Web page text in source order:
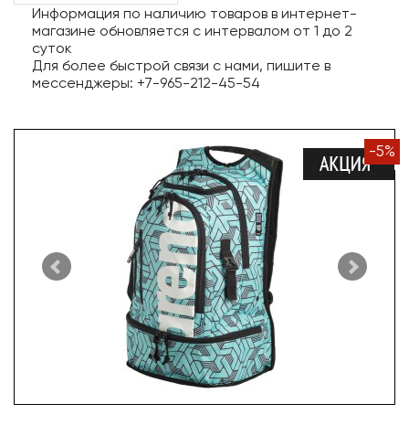
Информация по наличию товаров в интернет-
магазине обновляется с интервалом от 1 до 2
суток
Для более быстрой связи с нами, пишите в
мессенджеры: +7-965-212-45-54
-5%